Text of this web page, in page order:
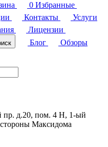
0 Избранные
Контакты
Услуги
Лицензии
Блог
Обзоры
пр. д.20, пом. 4 Н, 1-ый
Максидома